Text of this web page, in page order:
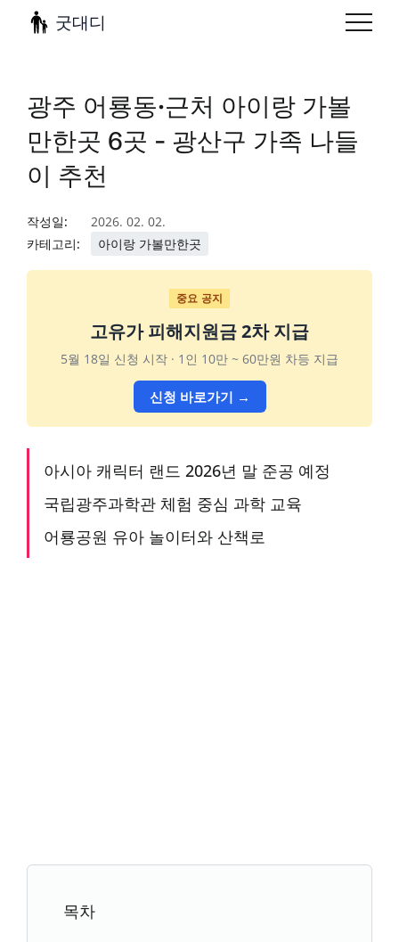
굿대디
광주 어룡동·근처 아이랑 가볼
만한곳 6곳 - 광산구 가족 나들
이 추천
작성일:
2026. 02. 02.
카테고리:
아이랑 가볼만한곳
중요 공지
고유가 피해지원금 2차 지급
5월 18일 신청 시작 · 1인 10만 ~ 60만원 차등 지급
신청 바로가기 →
아시아 캐릭터 랜드 2026년 말 준공 예정
국립광주과학관 체험 중심 과학 교육
어룡공원 유아 놀이터와 산책로
목차